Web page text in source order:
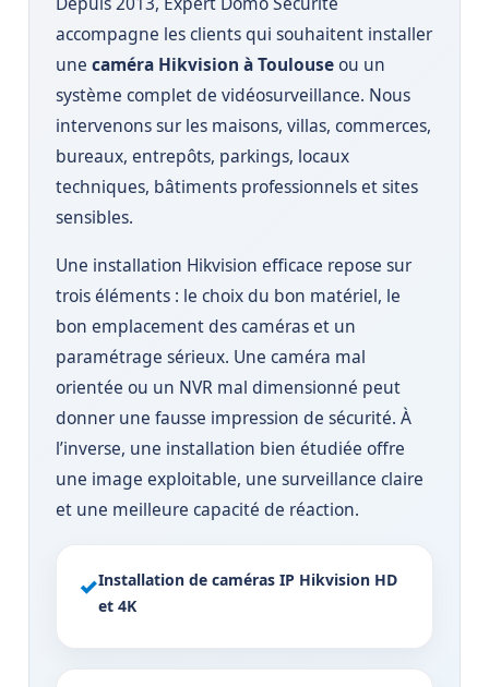
accompagne les clients qui souhaitent installer
une caméra Hikvision à Toulouseou un
système complet de vidéosurveillance. Nous
intervenons sur les maisons, villas, commerces,
bureaux, entrepôts, parkings, locaux
techniques, bâtiments professionnels et sites
sensibles.
Une installation Hikvision efficace repose sur
trois éléments : le choix du bon matériel, le
bon emplacement des caméras et un
paramétrage sérieux. Une caméra mal
orientée ou un NVR mal dimensionné peut
donner une fausse impression de sécurité. À
l’inverse, une installation bien étudiée offre
une image exploitable, une surveillance claire
et une meilleure capacité de réaction.
✓Installation de caméras IP Hikvision HD
et 4K